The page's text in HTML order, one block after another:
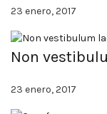
23 enero, 2017
Non
23 enero, 2017